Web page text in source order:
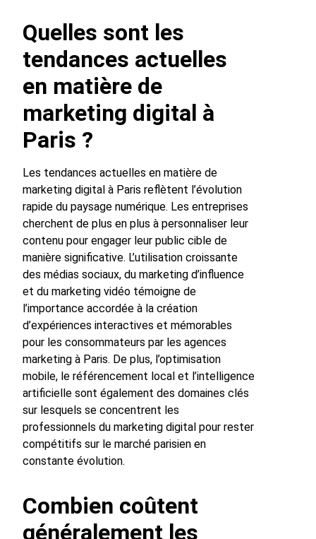
Quelles sont les
tendances actuelles
en matière de
marketing digital à
Paris ?
Les tendances actuelles en matière de
marketing digital à Paris reflètent l’évolution
rapide du paysage numérique. Les entreprises
cherchent de plus en plus à personnaliser leur
contenu pour engager leur public cible de
manière significative. L’utilisation croissante
des médias sociaux, du marketing d’influence
et du marketing vidéo témoigne de
l’importance accordée à la création
d’expériences interactives et mémorables
pour les consommateurs par les agences
marketing à Paris. De plus, l’optimisation
mobile, le référencement local et l’intelligence
artificielle sont également des domaines clés
sur lesquels se concentrent les
professionnels du marketing digital pour rester
compétitifs sur le marché parisien en
constante évolution.
Combien coûtent
généralement les